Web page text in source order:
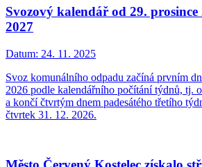
Svozový kalendář od 29. prosince
2027
Datum: 24. 11. 2025
Svoz komunálního odpadu začíná prvním
2026 podle kalendářního počítání týdnů, tj.
a končí čtvrtým dnem padesátého třetího
čtvrtek 31. 12. 2026.